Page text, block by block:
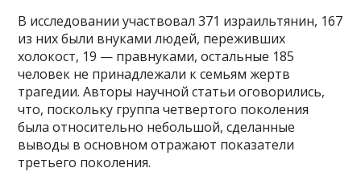
В исследовании участвовал 371 израильтянин, 167
из них были внуками людей, переживших
холокост, 19 — правнуками, остальные 185
человек не принадлежали к семьям жертв
трагедии. Авторы научной статьи оговорились,
что, поскольку группа четвертого поколения
была относительно небольшой, сделанные
выводы в основном отражают показатели
третьего поколения.